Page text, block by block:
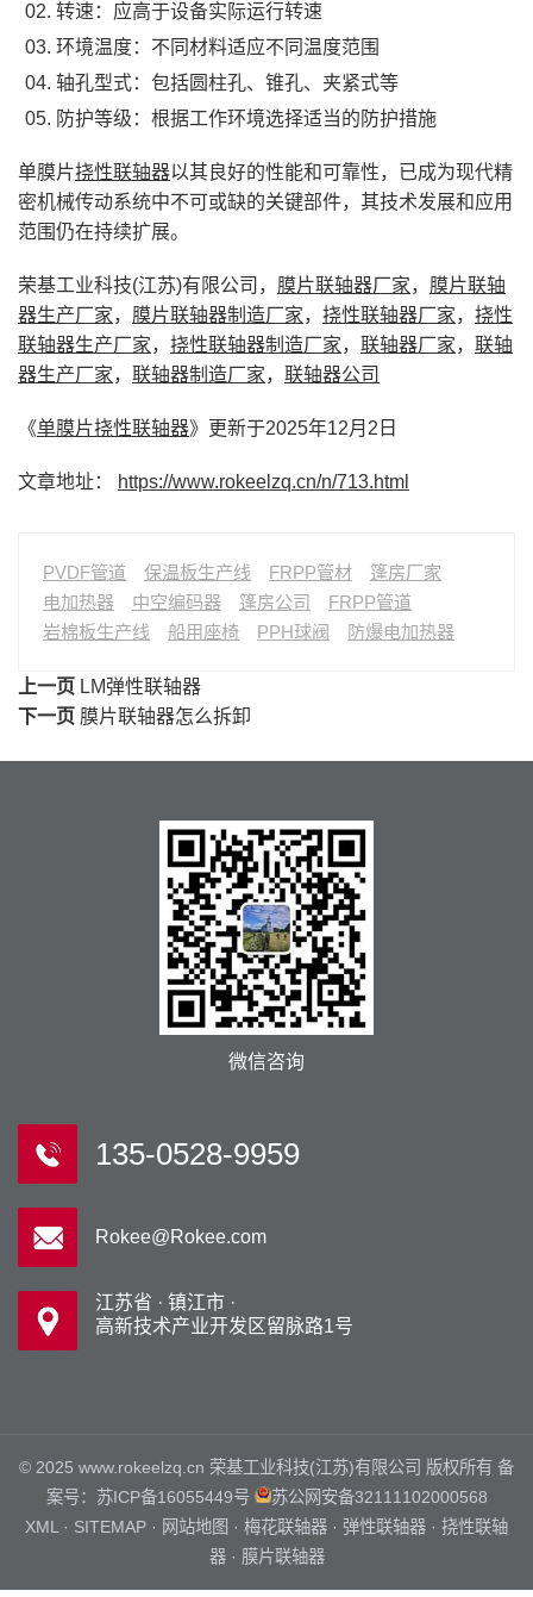
‌转速‌：应高于设备实际运行转速
‌环境温度‌：不同材料适应不同温度范围
‌轴孔型式‌：包括圆柱孔、锥孔、夹紧式等
‌防护等级‌：根据工作环境选择适当的防护措施
单膜片挠性联轴器以其良好的性能和可靠性，已成为现代精
密机械传动系统中不可或缺的关键部件，其技术发展和应用
范围仍在持续扩展。
荣基工业科技(江苏)有限公司， 膜片联轴器厂家， 膜片联轴
器生产厂家， 膜片联轴器制造厂家， 挠性联轴器厂家， 挠性
联轴器生产厂家， 挠性联轴器制造厂家， 联轴器厂家， 联轴
器生产厂家， 联轴器制造厂家， 联轴器公司
《单膜片挠性联轴器》更新于2025年12月2日
文章地址： https://www.rokeelzq.cn/n/713.html
PVDF管道 保温板生产线 FRPP管材
篷房厂家
电加热器
中空编码器 篷房公司
FRPP管道
岩棉板生产线
船用座椅 PPH球阀 防爆电加热器
上一页 LM弹性联轴器
下一页 膜片联轴器怎么拆卸
微信咨询
135-0528-9959
Rokee@Rokee.com
江苏省 · 镇江市 ·
高新技术产业开发区留脉路1号
© 2025 www.rokeelzq.cn 荣基工业科技(江苏)有限公司 版权所有 备
案号： 苏ICP备16055449号
苏公网安备32111102000568
XML · SITEMAP · 网站地图 · 梅花联轴器 · 弹性联轴器 · 挠性联轴
器 · 膜片联轴器